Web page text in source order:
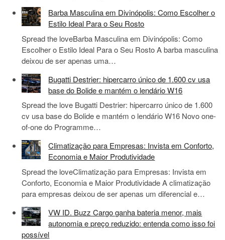
Barba Masculina em Divinópolis: Como Escolher o
Estilo Ideal Para o Seu Rosto
Spread the loveBarba Masculina em Divinópolis: Como
Escolher o Estilo Ideal Para o Seu Rosto A barba masculina
deixou de ser apenas uma…
Bugatti Destrier: hipercarro único de 1.600 cv usa
base do Bolide e mantém o lendário W16
Spread the love Bugatti Destrier: hipercarro único de 1.600
cv usa base do Bolide e mantém o lendário W16 Novo one-
of-one do Programme…
Climatização para Empresas: Invista em Conforto,
Economia e Maior Produtividade
Spread the loveClimatização para Empresas: Invista em
Conforto, Economia e Maior Produtividade A climatização
para empresas deixou de ser apenas um diferencial e…
VW ID. Buzz Cargo ganha bateria menor, mais
autonomia e preço reduzido: entenda como isso foi
possível